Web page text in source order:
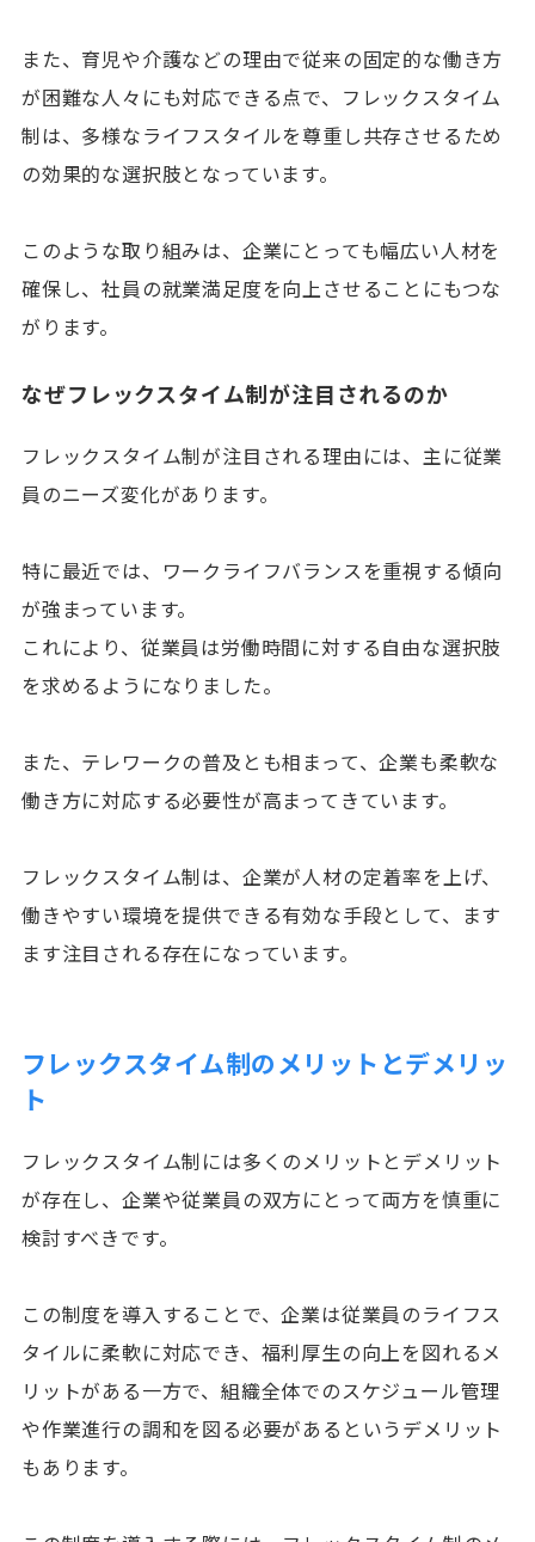
また、育児や介護などの理由で従来の固定的な働き方
が困難な人々にも対応できる点で、フレックスタイム
制は、多様なライフスタイルを尊重し共存させるため
の効果的な選択肢となっています。
このような取り組みは、企業にとっても幅広い人材を
確保し、社員の就業満足度を向上させることにもつな
がります。
なぜフレックスタイム制が注目されるのか
フレックスタイム制が注目される理由には、主に従業
員のニーズ変化があります。
特に最近では、ワークライフバランスを重視する傾向
が強まっています。
これにより、従業員は労働時間に対する自由な選択肢
を求めるようになりました。
また、テレワークの普及とも相まって、企業も柔軟な
働き方に対応する必要性が高まってきています。
フレックスタイム制は、企業が人材の定着率を上げ、
働きやすい環境を提供できる有効な手段として、ます
ます注目される存在になっています。
フレックスタイム制のメリットとデメリッ
ト
フレックスタイム制には多くのメリットとデメリット
が存在し、企業や従業員の双方にとって両方を慎重に
検討すべきです。
この制度を導入することで、企業は従業員のライフス
タイルに柔軟に対応でき、福利厚生の向上を図れるメ
リットがある一方で、組織全体でのスケジュール管理
や作業進行の調和を図る必要があるというデメリット
もあります。